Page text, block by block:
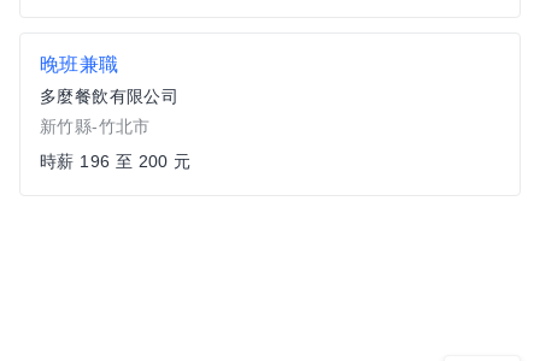
晚班兼職
多麼餐飲有限公司
新竹縣-竹北市
時薪 196 至 200 元